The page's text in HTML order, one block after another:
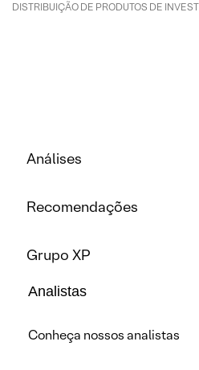
DISTRIBUIÇÃO DE PRODUTOS DE
Análises
Recomendações
Grupo XP
Analistas
Conheça nossos analistas